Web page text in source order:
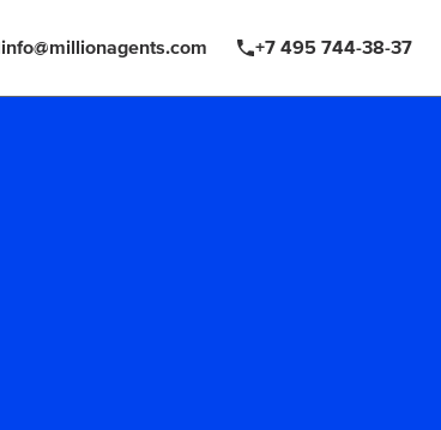
info@millionagents.com +7 495 744-38-37